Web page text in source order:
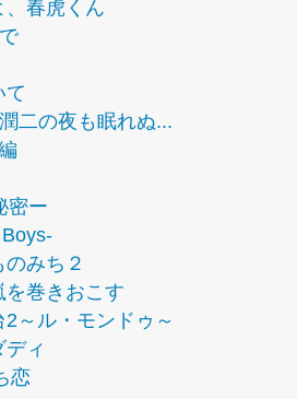
、春虎くん
て
二の夜も眠れぬ...
密ー
みち２
を巻きおこす
～ル・モンドゥ～
ディ
恋